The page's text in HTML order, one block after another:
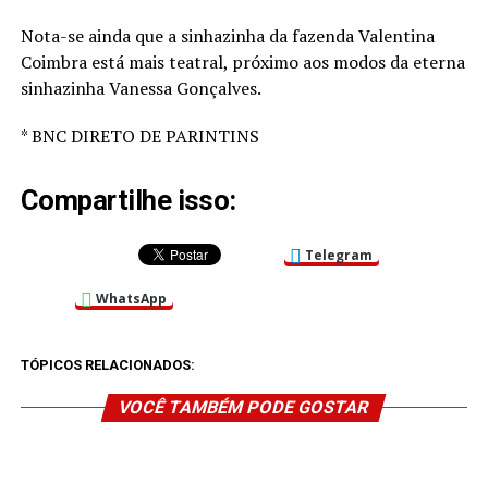
Nota-se ainda que a sinhazinha da fazenda Valentina
Coimbra está mais teatral, próximo aos modos da eterna
sinhazinha Vanessa Gonçalves.
* BNC DIRETO DE PARINTINS
Compartilhe isso:
Telegram
WhatsApp
TÓPICOS RELACIONADOS:
VOCÊ TAMBÉM PODE GOSTAR